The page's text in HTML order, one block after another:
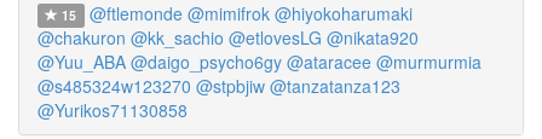
15 @ftlemonde @mimifrok @hiyokoharumaki
@chakuron @kk_sachio @etlovesLG @nikata920
@Yuu_ABA @daigo_psycho6gy @ataracee @murmurmia
@s485324w123270 @stpbjiw @tanzatanza123
@Yurikos71130858